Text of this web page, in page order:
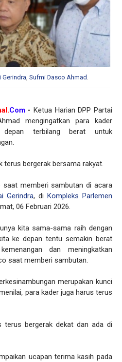
Gerindra,Sufmi Dasco Ahmad .
Com- Ketua Harian DPP Partai
mengingatkan para kader
terbilang berat untuk
terus bergerak bersama rakyat.
saat memberi sambutan di acara
Gerindra, di Kompleks Parlemen
06 Februari 2026.
kita sama-sama raih dengan
ke depan tentu semakin berat
dan meningkatkan
saat memberi sambutan.
merupakan kunci
para kader juga harus terus
terus bergerak dekat dan ada di
ucapan terima kasih pada